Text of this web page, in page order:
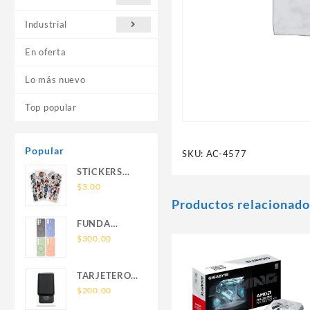
Industrial
En oferta
Lo más nuevo
Top popular
Popular
STICKERS
UNIVERSALES
$3.00
FUNDA
NOVA SAM
SIN SOPORTE
MAGNETICO
$300.00
TARJETERO
SIN SOPORTE
$200.00
SKU: AC-4577
Productos